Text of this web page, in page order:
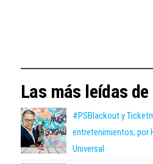
Las más leídas
#PSBlackout y
entretenimientos; por
Universal